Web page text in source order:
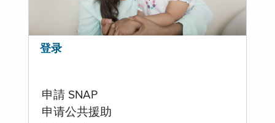
登录
申請 SNAP
申请公共援助